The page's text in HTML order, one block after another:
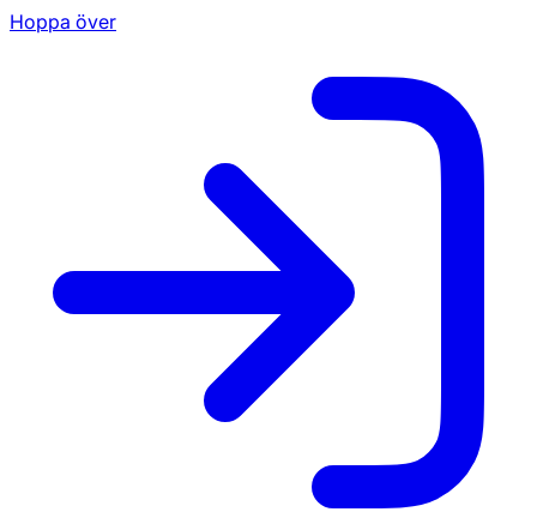
Hoppa över